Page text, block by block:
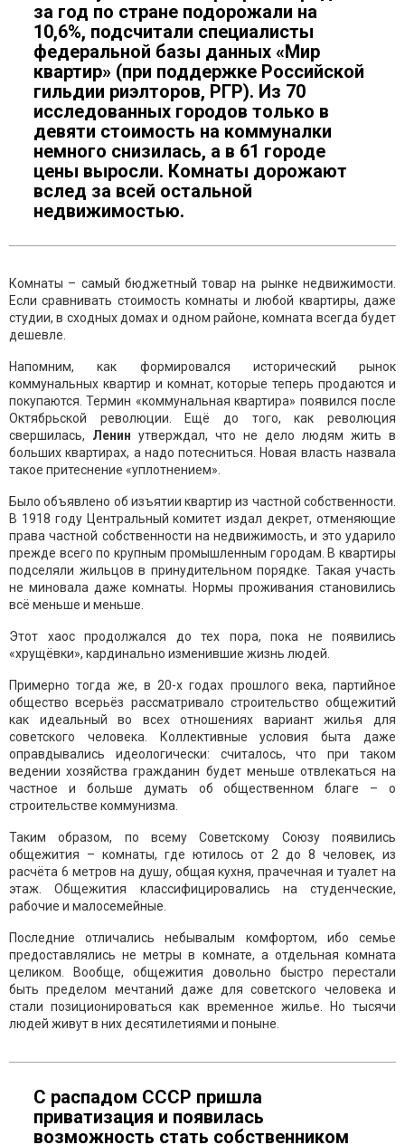
за год по стране подорожали на
10,6%, подсчитали специалисты
федеральной базы данных «Мир
квартир» (при поддержке Российской
гильдии риэлторов, РГР). Из 70
исследованных городов только в
девяти стоимость на коммуналки
немного снизилась, а в 61 городе
цены выросли. Комнаты дорожают
вслед за всей остальной
недвижимостью.
Комнаты – самый бюджетный товар на рынке недвижимости.
Если сравнивать стоимость комнаты и любой квартиры, даже
студии, в сходных домах и одном районе, комната всегда будет
дешевле.
Напомним, как формировался исторический рынок
коммунальных квартир и комнат, которые теперь продаются и
покупаются. Термин «коммунальная квартира» появился после
Октябрьской революции. Ещё до того, как революция
свершилась, Ленин утверждал, что не дело людям жить в
больших квартирах, а надо потесниться. Новая власть назвала
такое притеснение «уплотнением».
Было объявлено об изъятии квартир из частной собственности.
В 1918 году Центральный комитет издал декрет, отменяющие
права частной собственности на недвижимость, и это ударило
прежде всего по крупным промышленным городам. В квартиры
подселяли жильцов в принудительном порядке. Такая участь
не миновала даже комнаты. Нормы проживания становились
всё меньше и меньше.
Этот хаос продолжался до тех пора, пока не появились
«хрущёвки», кардинально изменившие жизнь людей.
Примерно тогда же, в 20-х годах прошлого века, партийное
общество всерьёз рассматривало строительство общежитий
как идеальный во всех отношениях вариант жилья для
советского человека. Коллективные условия быта даже
оправдывались идеологически: считалось, что при таком
ведении хозяйства гражданин будет меньше отвлекаться на
частное и больше думать об общественном благе – о
строительстве коммунизма.
Таким образом, по всему Советскому Союзу появились
общежития – комнаты, где ютилось от 2 до 8 человек, из
расчёта 6 метров на душу, общая кухня, прачечная и туалет на
этаж. Общежития классифицировались на студенческие,
рабочие и малосемейные.
Последние отличались небывалым комфортом, ибо семье
предоставлялись не метры в комнате, а отдельная комната
целиком. Вообще, общежития довольно быстро перестали
быть пределом мечтаний даже для советского человека и
стали позиционироваться как временное жилье. Но тысячи
людей живут в них десятилетиями и поныне.
С распадом СССР пришла
приватизация и появилась
возможность стать собственником